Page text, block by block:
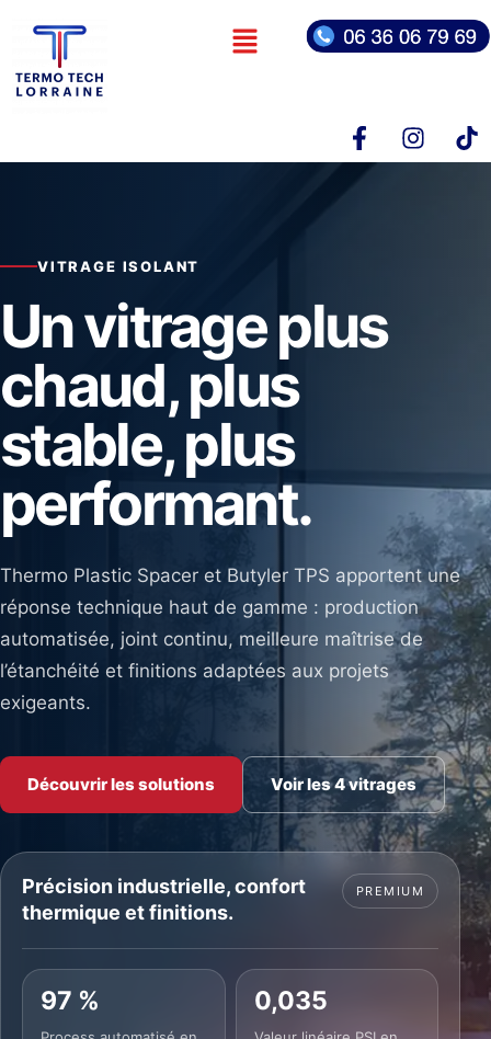
VITRAGE ISOLANT
Un vitrage plus
chaud, plus
stable, plus
performant.
Thermo Plastic Spacer et Butyler TPS apportent une
réponse technique haut de gamme : production
automatisée, joint continu, meilleure maîtrise de
l’étanchéité et finitions adaptées aux projets
exigeants.
Découvrir les solutions Voir les 4 vitrages
Précision industrielle, confort
thermique et finitions.
PREMIUM
97 % 0,035